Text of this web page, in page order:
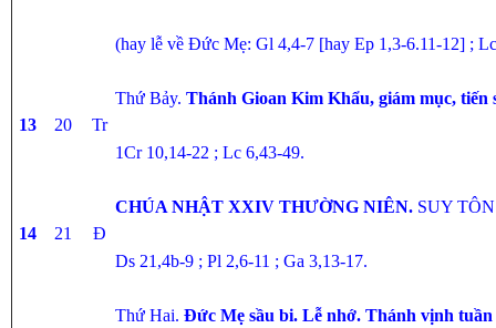
(hay lễ về Đức Mẹ: Gl 4,4-7 [hay Ep 1,3-6.11-12] ;
13 20 Tr
Thứ Bảy. Thánh Gioan Kim Khẩu, giám mục, tiến
1Cr 10,14-22 ; Lc 6,43-49.
14 21 Đ
CHÚA NHẬT XXIV THƯỜNG NIÊN. SUY
Ds 21,4b-9 ; Pl 2,6-11 ; Ga 3,13-17.
Thứ Hai. Đức Mẹ sầu bi. Lễ nhớ. Thánh vịnh tuần